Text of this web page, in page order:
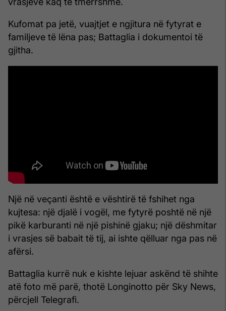
Kufomat pa jetë, vuajtjet e ngjitura në fytyrat e
familjeve të lëna pas; Battaglia i dokumentoi të
gjitha.
Një në veçanti është e vështirë të fshihet nga
kujtesa: një djalë i vogël, me fytyrë poshtë në një
pikë karburanti në një pishinë gjaku; një dëshmitar
i vrasjes së babait të tij, ai ishte qëlluar nga pas në
afërsi.
Battaglia kurrë nuk e kishte lejuar askënd të shihte
atë foto më parë, thotë Longinotto për Sky News,
përcjell Telegrafi.